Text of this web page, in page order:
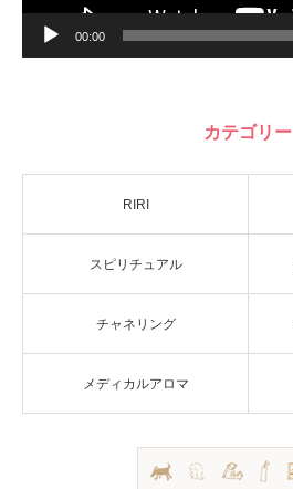
00:00
カテゴリー
RIRI
スピリチュアル
チャネリング
メディカルアロマ